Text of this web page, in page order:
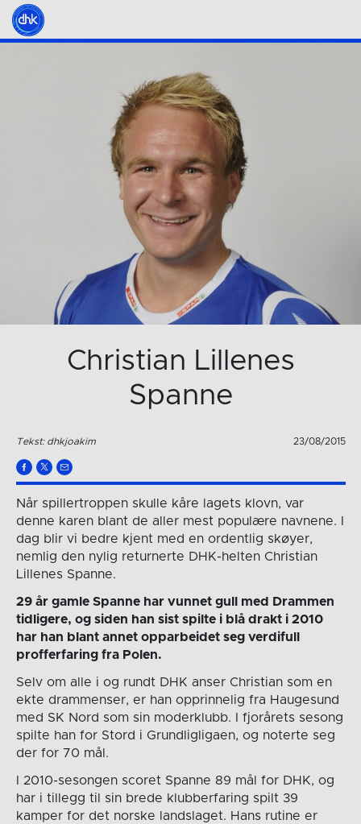
Christian Lillenes
Spanne
Tekst: dhkjoakim 23/08/2015
Når spillertroppen skulle kåre lagets klovn, var
denne karen blant de aller mest populære navnene. I
dag blir vi bedre kjent med en ordentlig skøyer,
nemlig den nylig returnerte DHK-helten Christian
Lillenes Spanne.
29 år gamle Spanne har vunnet gull med Drammen
tidligere, og siden han sist spilte i blå drakt i 2010
har han blant annet opparbeidet seg verdifull
profferfaring fra Polen.
Selv om alle i og rundt DHK anser Christian som en
ekte drammenser, er han opprinnelig fra Haugesund
med SK Nord som sin moderklubb. I fjorårets sesong
spilte han for Stord i Grundligligaen, og noterte seg
der for 70 mål.
I 2010-sesongen scoret Spanne 89 mål for DHK, og
har i tillegg til sin brede klubberfaring spilt 39
kamper for det norske landslaget. Hans rutine er